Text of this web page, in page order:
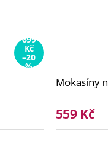
699
Kč
–20
%
Mokasíny
559 Kč